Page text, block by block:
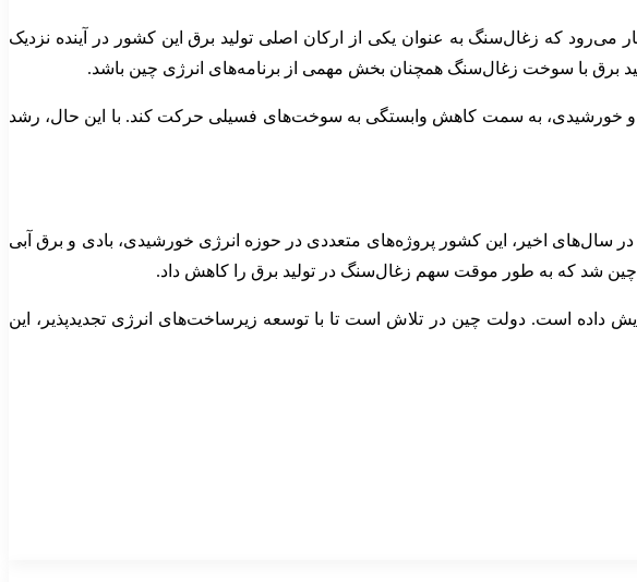
می‌رود که زغال‌سنگ به عنوان یکی از ارکان اصلی تولید برق این کشور در آینده نزدیک
برق با سوخت زغال‌سنگ همچنان بخش مهمی از برنامه‌های انرژی چین باشد.
و خورشیدی، به سمت کاهش وابستگی به سوخت‌های فسیلی حرکت کند. با این حال، رشد
سال‌های اخیر، این کشور پروژه‌های متعددی در حوزه انرژی خورشیدی، بادی و برق آبی
چین شد که به طور موقت سهم زغال‌سنگ در تولید برق را کاهش داد.
داده است. دولت چین در تلاش است تا با توسعه زیرساخت‌های انرژی تجدیدپذیر، این